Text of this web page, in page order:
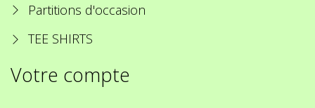
Partitions d'occasion
TEE SHIRTS
Votre compte